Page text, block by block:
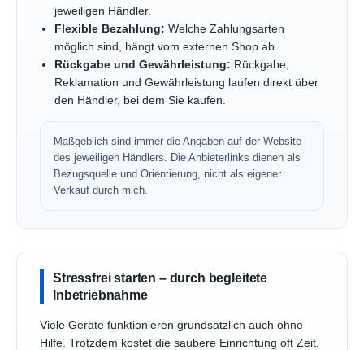
jeweiligen Händler.
Flexible Bezahlung: Welche Zahlungsarten
möglich sind, hängt vom externen Shop ab.
Rückgabe und Gewährleistung: Rückgabe,
Reklamation und Gewährleistung laufen direkt über
den Händler, bei dem Sie kaufen.
Maßgeblich sind immer die Angaben auf der Website
des jeweiligen Händlers. Die Anbieterlinks dienen als
Bezugsquelle und Orientierung, nicht als eigener
Verkauf durch mich.
Stressfrei starten – durch begleitete
Inbetriebnahme
Viele Geräte funktionieren grundsätzlich auch ohne
Hilfe. Trotzdem kostet die saubere Einrichtung oft Zeit,